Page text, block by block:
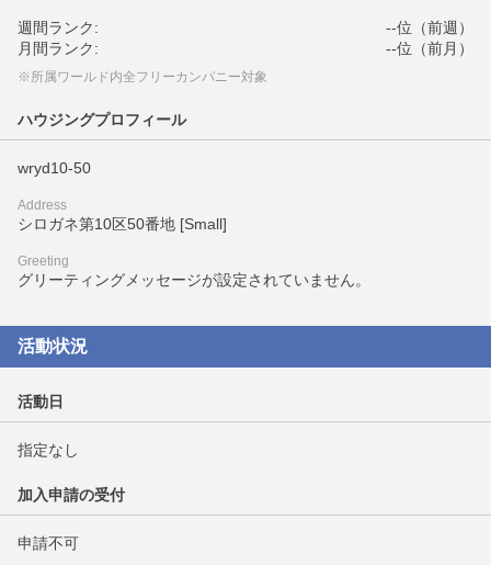
週間ランク:
--位（前週）
月間ランク:
--位（前月）
※所属ワールド内全フリーカンパニー対象
ハウジングプロフィール
wryd10-50
Address
シロガネ第10区50番地 [Small]
Greeting
グリーティングメッセージが設定されていません。
活動状況
活動日
指定なし
加入申請の受付
申請不可